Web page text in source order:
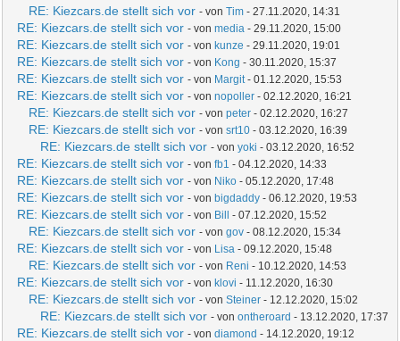
RE: Kiezcars.de stellt sich vor - vonTim - 27.11.2020, 14:31
RE: Kiezcars.de stellt sich vor - vonmedia - 29.11.2020, 15:00
RE: Kiezcars.de stellt sich vor - von kunze - 29.11.2020, 19:01
RE: Kiezcars.de stellt sich vor - von Kong - 30.11.2020, 15:37
RE: Kiezcars.de stellt sich vor - von Margit- 01.12.2020, 15:53
RE: Kiezcars.de stellt sich vor - vonnopoller - 02.12.2020, 16:21
RE: Kiezcars.de stellt sich vor - vonpeter - 02.12.2020, 16:27
RE: Kiezcars.de stellt sich vor - vonsrt10 - 03.12.2020, 16:39
RE: Kiezcars.de stellt sich vor - vonyoki - 03.12.2020, 16:52
RE: Kiezcars.de stellt sich vor - vonfb1 - 04.12.2020, 14:33
RE: Kiezcars.de stellt sich vor - von Niko - 05.12.2020, 17:48
RE: Kiezcars.de stellt sich vor - von bigdaddy - 06.12.2020, 19:53
RE: Kiezcars.de stellt sich vor - von Bill - 07.12.2020, 15:52
RE: Kiezcars.de stellt sich vor - vongov - 08.12.2020, 15:34
RE: Kiezcars.de stellt sich vor - von Lisa - 09.12.2020, 15:48
RE: Kiezcars.de stellt sich vor - von Reni - 10.12.2020, 14:53
RE: Kiezcars.de stellt sich vor - von klovi - 11.12.2020, 16:30
RE: Kiezcars.de stellt sich vor - vonSteiner - 12.12.2020, 15:02
RE: Kiezcars.de stellt sich vor - vonontheroard - 13.12.2020, 17:37
RE: Kiezcars.de stellt sich vor - vondiamond - 14.12.2020, 19:12